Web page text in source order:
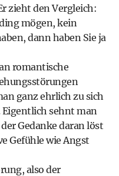
zieht den Vergleich:
mögen, kein
dann haben Sie ja
romantische
ganz ehrlich zu sich
Eigentlich sehnt man
Gedanke daran löst
Gefühle wie Angst
also der